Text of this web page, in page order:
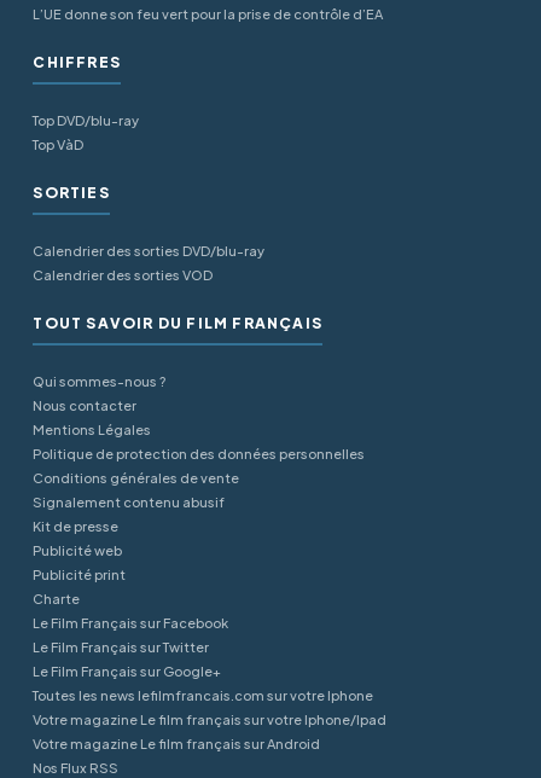
L’UE donne son feu vert pour la prise de contrôle d’EA
CHIFFRES
Top DVD/blu-ray
Top VàD
SORTIES
Calendrier des sorties DVD/blu-ray
Calendrier des sorties VOD
TOUT SAVOIR DU FILM FRANÇAIS
Qui sommes-nous ?
Nous contacter
Mentions Légales
Politique de protection des données personnelles
Conditions générales de vente
Signalement contenu abusif
Kit de presse
Publicité web
Publicité print
Charte
Le Film Français sur Facebook
Le Film Français sur Twitter
Le Film Français sur Google+
Toutes les news lefilmfrancais.com sur votre Iphone
Votre magazine Le film français sur votre Iphone/Ipad
Votre magazine Le film français sur Android
Nos Flux RSS